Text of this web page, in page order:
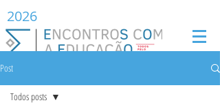
2026
Post
Todos posts